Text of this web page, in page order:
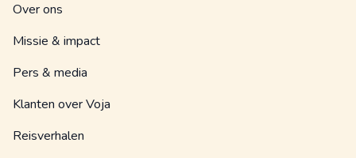
Over ons
Missie & impact
Pers & media
Klanten over Voja
Reisverhalen